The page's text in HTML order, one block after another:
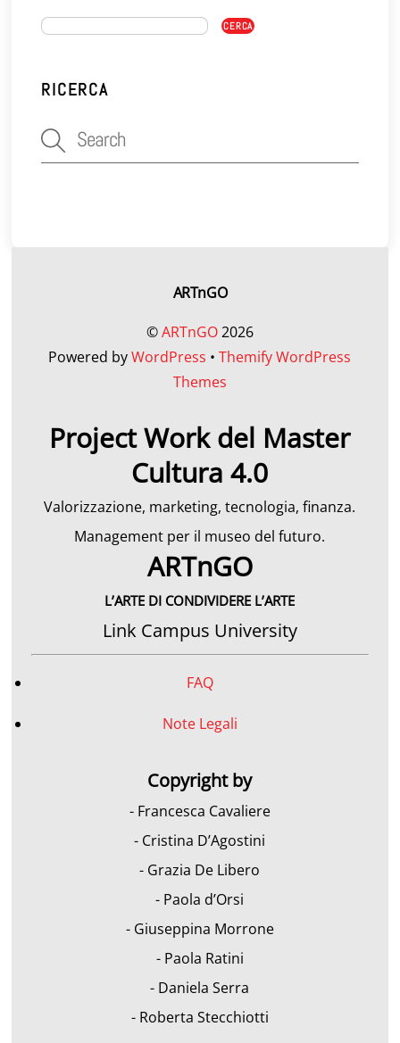
RICERCA
ARTnGO
©ARTnGO2026
Powered byWordPress •Themify WordPress
Themes
Project Work del Master
Cultura 4.0
Valorizzazione, marketing, tecnologia, finanza.
Management per il museo del futuro.
ARTnGO
L’ARTE DI CONDIVIDERE L’ARTE
Link Campus University
FAQ
Note Legali
Copyright by
- Francesca Cavaliere
- Cristina D’Agostini
- Grazia De Libero
- Paola d’Orsi
- Giuseppina Morrone
- Paola Ratini
- Daniela Serra
- Roberta Stecchiotti